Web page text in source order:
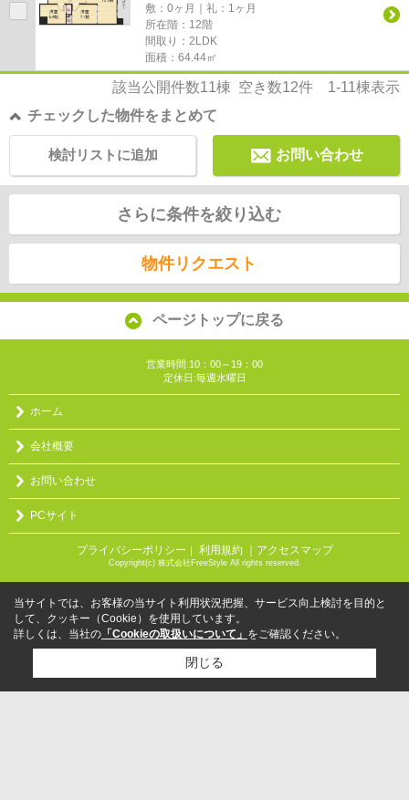
敷：0ヶ月｜礼：1ヶ月
所在階：12階
間取り：2LDK
面積：64.44㎡
該当公開件数11棟 空き数12件 1-11棟表示
チェックした物件をまとめて
お問い合わせ
検討リストに追加
さらに条件を絞り込む
物件リクエスト
ページトップに戻る
営業時間:10：00～19：00
定休日:毎週水曜日
ホーム
会社概要
お問い合わせ
PCサイト
プライバシーポリシー 利用規約 ｜アクセスマップ
Copyright(c) 株式会社FreeStyle All rights reserved.
当サイトでは、お客様の当サイト利用状況把握、サービス向上検討を目的と
して、クッキー（Cookie）を使用しています。
詳しくは、当社の 「Cookieの取扱いについて」 をご確認ください。
閉じる